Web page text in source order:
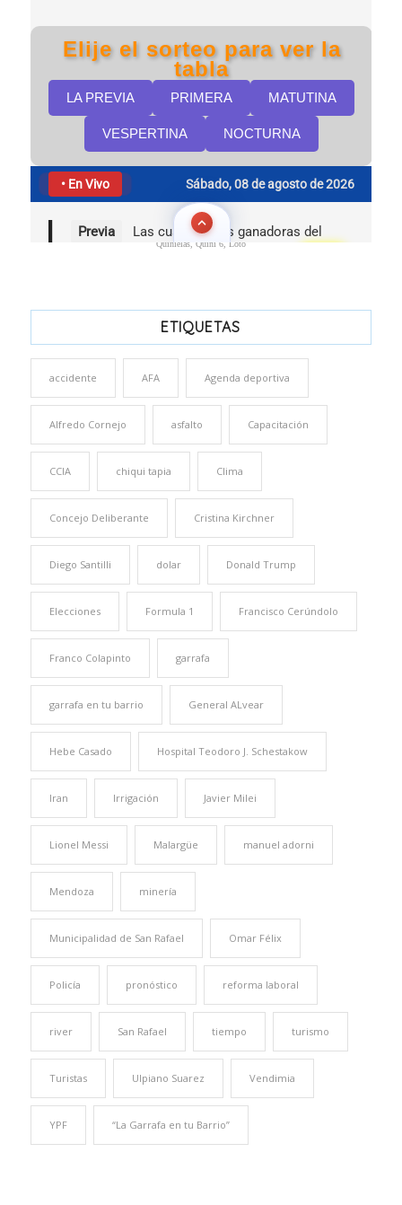
Quinielas, Quini 6, Loto
ETIQUETAS
accidente AFA Agenda deportiva
Alfredo Cornejo asfalto Capacitación
CCIA chiqui tapia Clima
Concejo Deliberante Cristina Kirchner
Diego Santilli dolar Donald Trump
Elecciones Formula 1 Francisco Cerúndolo
Franco Colapinto garrafa
garrafa en tu barrio General ALvear
Hebe Casado Hospital Teodoro J. Schestakow
Iran Irrigación Javier Milei
Lionel Messi Malargüe manuel adorni
Mendoza minería
Municipalidad de San Rafael Omar Félix
Policía pronóstico reforma laboral
river San Rafael tiempo turismo
Turistas Ulpiano Suarez Vendimia
YPF “La Garrafa en tu Barrio”